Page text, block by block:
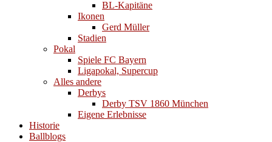
BL-Kapitäne
Ikonen
Gerd Müller
Stadien
Pokal
Spiele FC Bayern
Ligapokal, Supercup
Alles andere
Derbys
Derby TSV 1860 München
Eigene Erlebnisse
Historie
Ballblogs